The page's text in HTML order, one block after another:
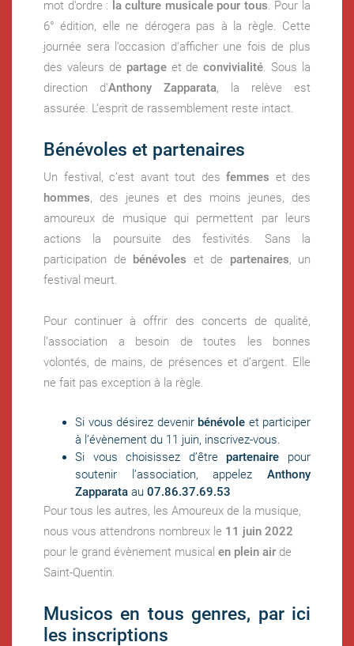
mot d’ordre : la culture musicale pour tous. Pour la
6° édition, elle ne dérogera pas à la règle. Cette
journée sera l’occasion d’afficher une fois de plus
des valeurs de partageet deconvivialité. Sous la
direction d’Anthony Zapparata, la relève est
assurée. L’esprit de rassemblement reste intact.
Bénévoles et partenaires
Un festival, c’est avant tout des femmes et des
hommes, des jeunes et des moins jeunes, des
amoureux de musique qui permettent par leurs
actions la poursuite des festivités. Sans la
participation de bénévoles et de partenaires, un
festival meurt.
Pour continuer à offrir des concerts de qualité,
l’association a besoin de toutes les bonnes
volontés, de mains, de présences et d’argent. Elle
ne fait pas exception à la règle.
Si vous désirez devenir bénévole et participer
à l’évènement du 11 juin, inscrivez-vous.
Si vous choisissez d’être partenaire pour
soutenir l’association, appelez Anthony
Zapparata au 07.86.37.69.53
Pour tous les autres, les Amoureux de la musique,
nous vous attendrons nombreux le 11 juin 2022
pour le grand évènement musical en plein air de
Saint-Quentin.
Musicos en tous genres, par ici
les inscriptions